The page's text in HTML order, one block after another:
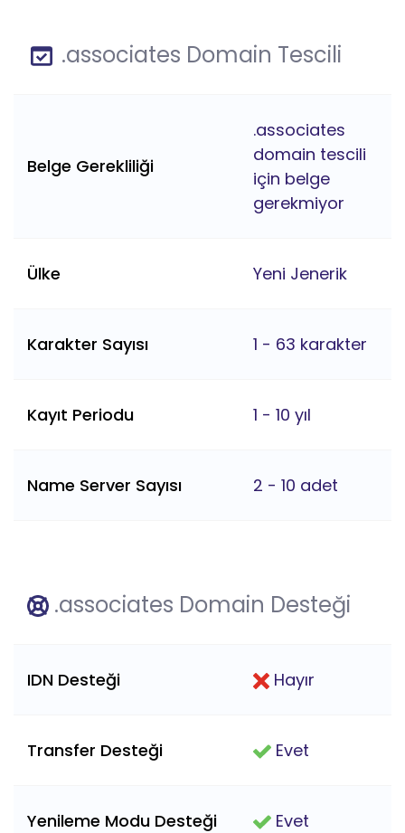
.associates Domain Tescili
Belge Gerekliliği
.associates
domain tescili
için belge
gerekmiyor
Ülke Yeni Jenerik
Karakter Sayısı 1 - 63 karakter
Kayıt Periodu 1 - 10 yıl
Name Server Sayısı 2 - 10 adet
.associates Domain Desteği
IDN Desteği Hayır
Transfer Desteği Evet
Yenileme Modu Desteği Evet